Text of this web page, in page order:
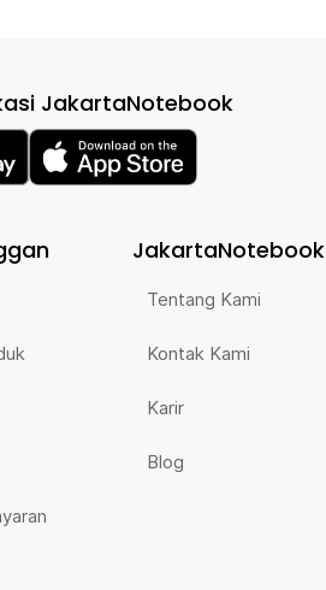
JakartaNotebook
JakartaNotebook
Tentang Kami
Kontak Kami
Karir
Blog